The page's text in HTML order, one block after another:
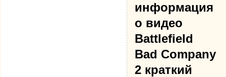
информация
о видео
Battlefield
Bad Company
2 краткий